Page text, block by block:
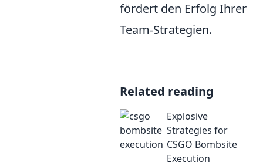
fördert den Erfolg Ihrer
Team-Strategien.
Related reading
Explosive
Strategies for
CSGO Bombsite
Execution